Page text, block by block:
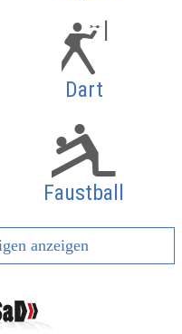
Dart
Faustball
anzeigen